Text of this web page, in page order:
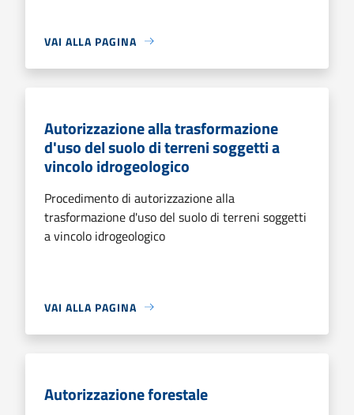
VAI ALLA PAGINA
Autorizzazione alla trasformazione
d'uso del suolo di terreni soggetti a
vincolo idrogeologico
Procedimento di autorizzazione alla
trasformazione d'uso del suolo di terreni soggetti
a vincolo idrogeologico
VAI ALLA PAGINA
Autorizzazione forestale